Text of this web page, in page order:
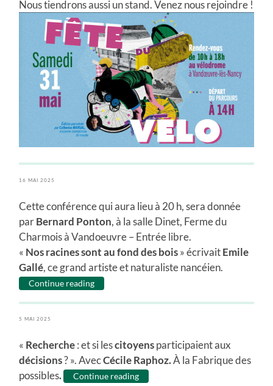
Nous tiendrons aussi un stand. Venez nous rejoindre !
16 MAI 2025
Cette conférence qui aura lieu à 20 h, sera donnée
parBernard Ponton, à la salle Dinet, Ferme du
Charmois à Vandoeuvre – Entrée libre.
« Nos racines sont au fond des bois» écrivaitEmile
Gallé, ce grand artiste et naturaliste nancéien.
Continue reading
5 MAI 2025
« Recherche: et si lescitoyensparticipaient aux
décisions? ». AvecCécile Raphoz.À la Fabrique des
possibles. Continue reading